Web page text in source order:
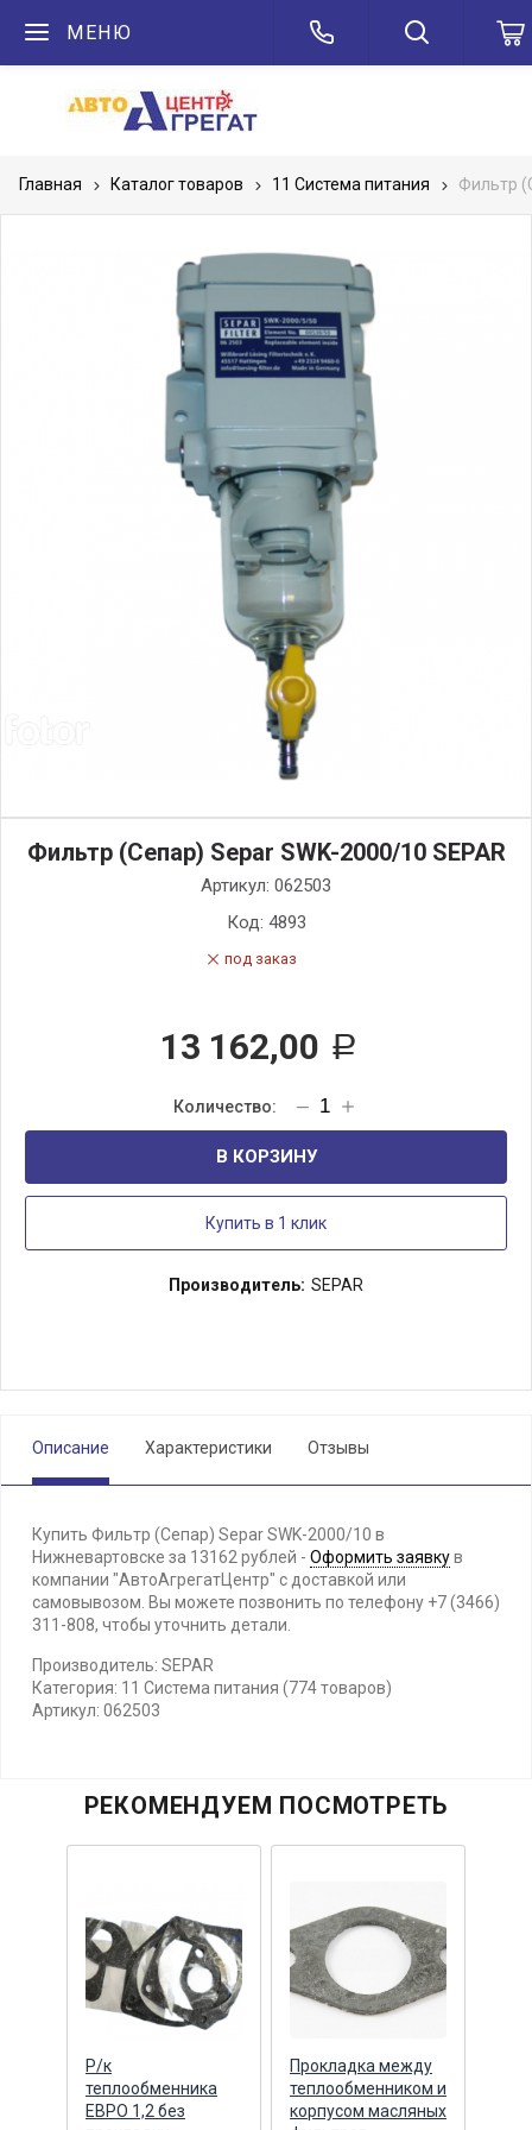
МЕНЮ
Главная Каталог товаров 11 Система питания Фильтр
Фильтр (Сепар) Separ SWK-2000/10 SEPAR
Артикул: 062503
Код: 4893
под заказ
13 162,00 Р
В КОРЗИНУ
Купить в 1 клик
Производитель: SEPAR
Описание Характеристики Отзывы
Купить Фильтр (Сепар) Separ SWK-2000/10 в
Нижневартовске за 13162 рублей - Оформить заявкув
компании "АвтоАгрегатЦентр" с доставкой или
самовывозом. Вы можете позвонить по телефону +7 (3466)
311-808, чтобы уточнить детали.
Производитель: SEPAR
Категория: 11 Система питания (774 товаров)
Артикул: 062503
РЕКОМЕНДУЕМ ПОСМОТРЕТЬ
Р/к
теплообменника
ЕВРО 1,2 без
Прокладка между
теплообменником и
корпусом масляных